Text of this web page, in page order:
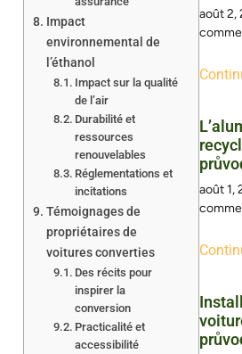
Impact
environnemental de
l’éthanol
Impact sur la qualité
de l’air
Durabilité et
ressources
renouvelables
Réglementations et
incitations
Témoignages de
propriétaires de
voitures converties
Des récits pour
inspirer la
conversion
Practicalité et
accessibilité
août 2,
août 1,